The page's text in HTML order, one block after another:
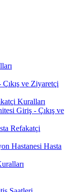
ve Ziyaretçi
Kuralları
Giriş - Çıkış ve
Refakatçi
Hastanesi Hasta